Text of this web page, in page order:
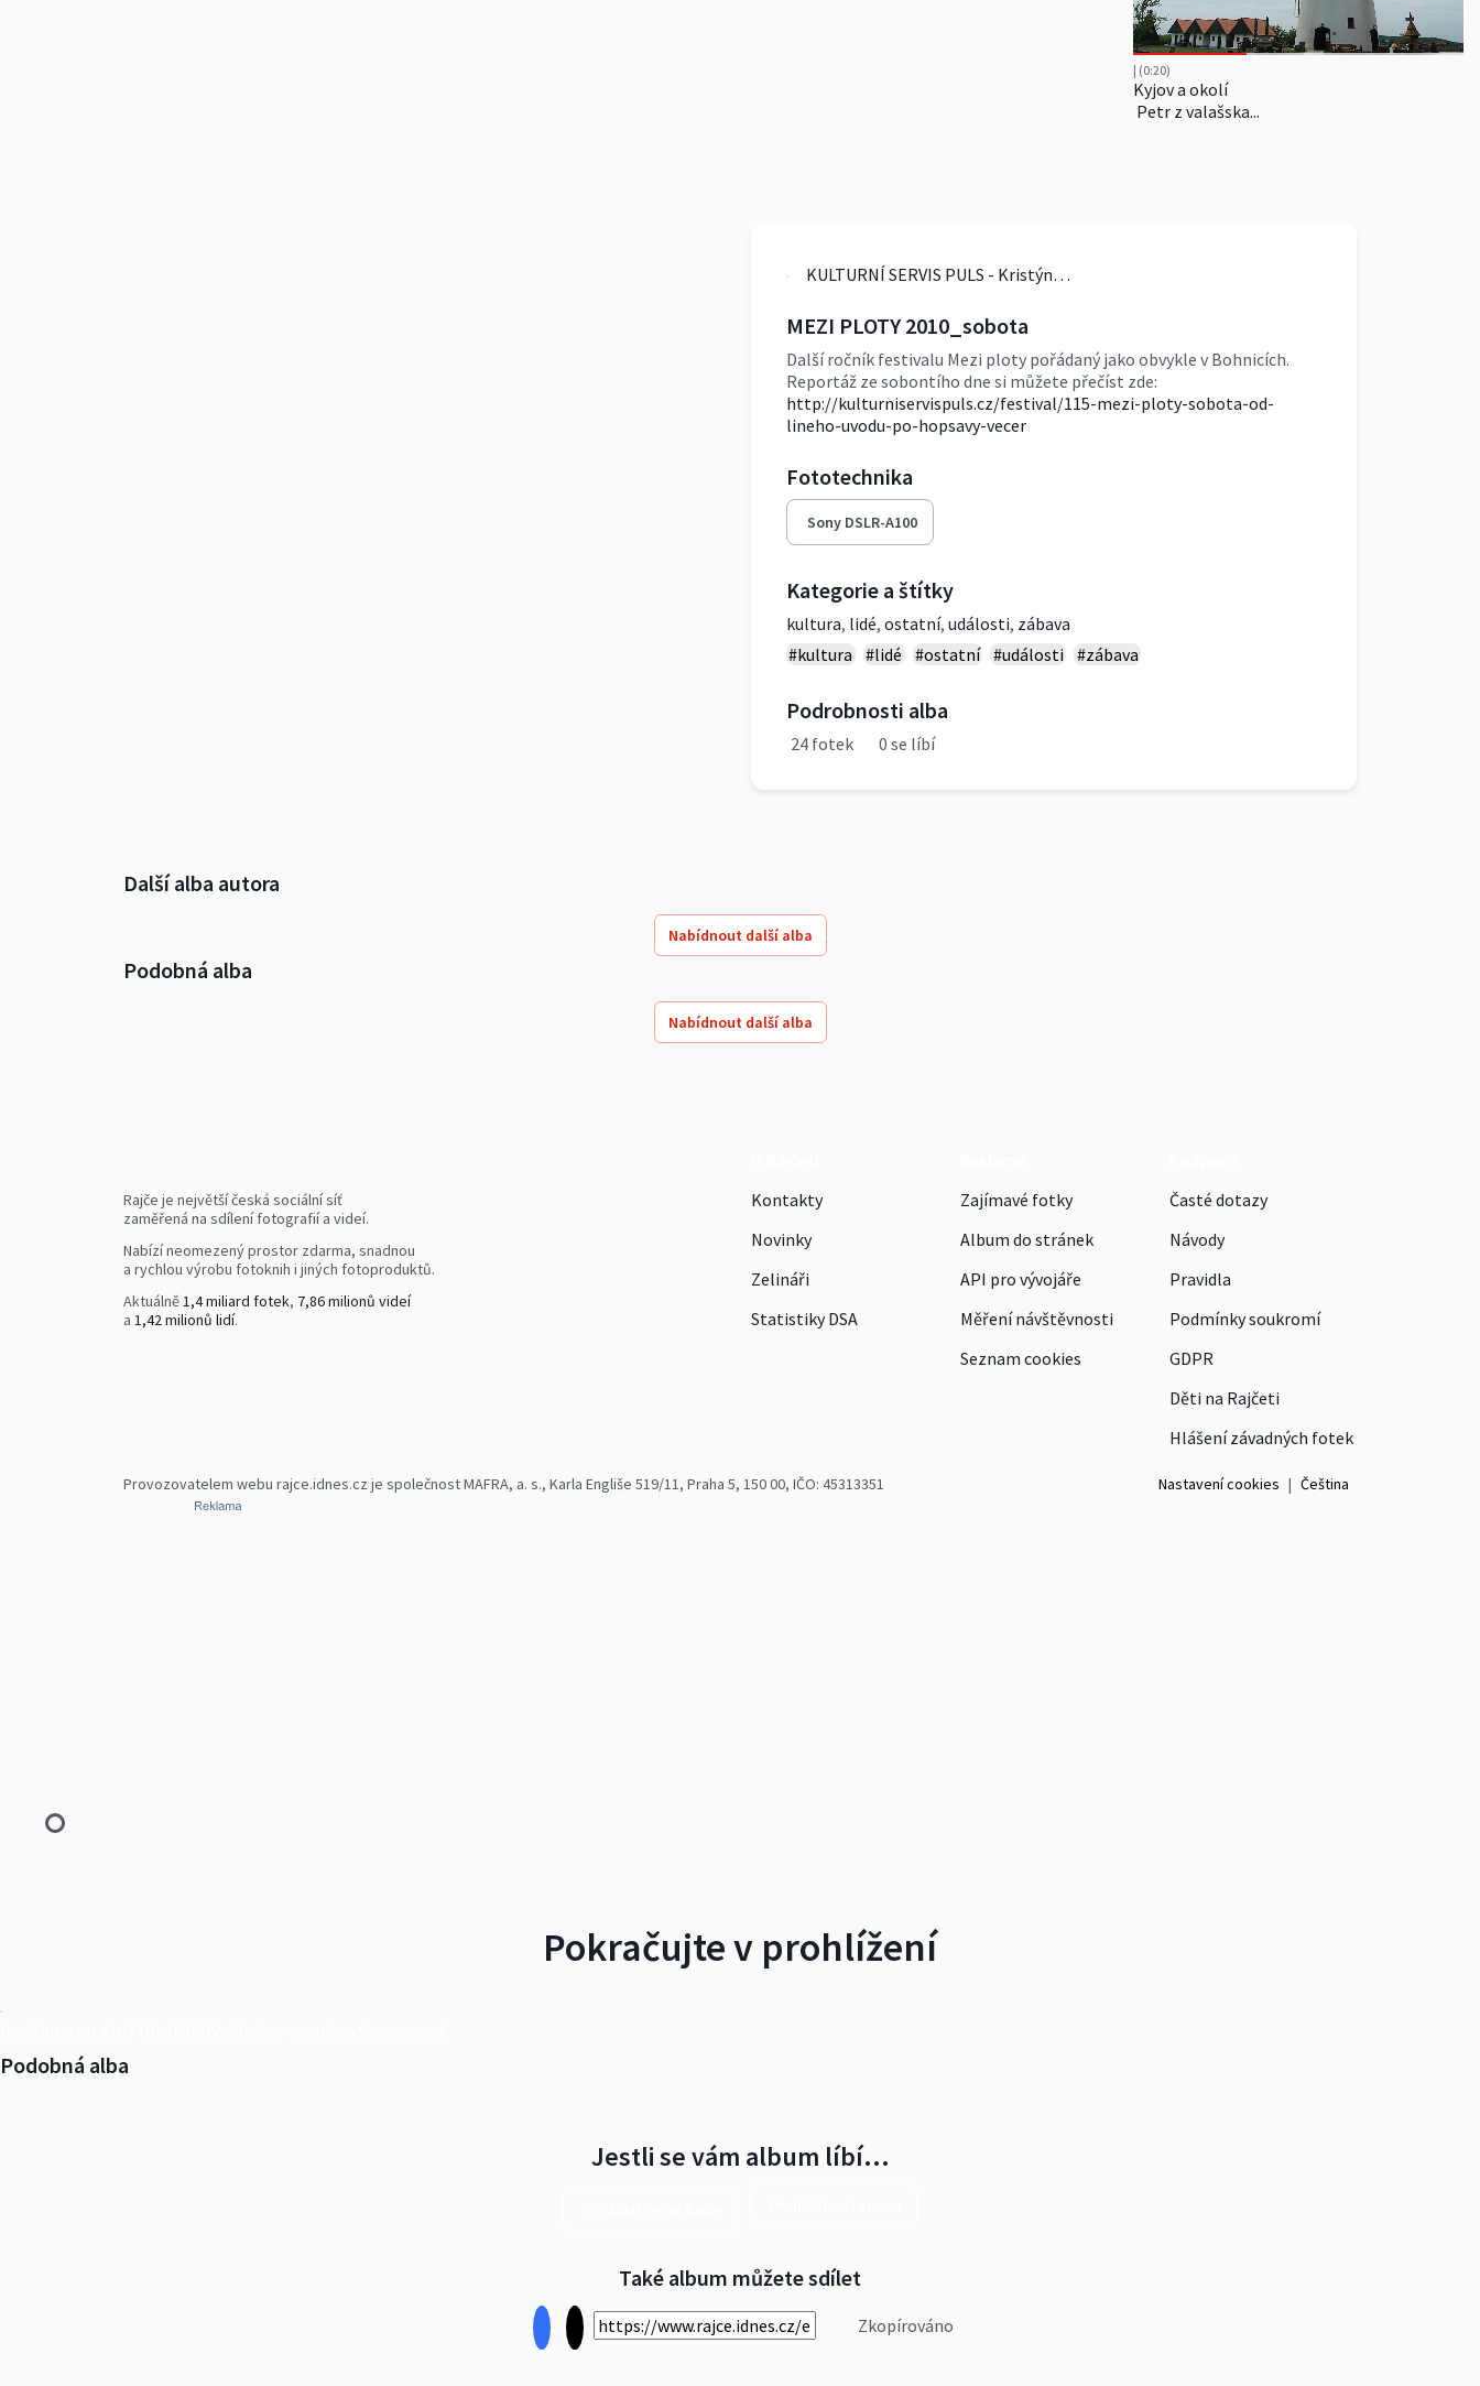
| (0:20)
Kyjov a okolí
Petr z valašska...
KULTURNÍ SERVIS PULS - Kristýna Šmejkalová
MEZI PLOTY 2010_sobota
Další ročník festivalu Mezi ploty pořádaný jako obvykle v Bohnicích.
Reportáž ze sobontího dne si můžete přečíst zde:
http://kulturniservispuls.cz/festival/115-mezi-ploty-sobota-od-
lineho-uvodu-po-hopsavy-vecer
Fototechnika
Sony DSLR-A100
Kategorie a štítky
kultura, lidé, ostatní, události, zábava
#kultura
#lidé #ostatní #události #zábava
Podrobnosti alba
24 fotek 0 se líbí
Další alba autora
Nabídnout další alba
Podobná alba
Nabídnout další alba
Rajče je největší česká sociální síť
zaměřená na sdílení fotografií a videí.
Nabízí neomezený prostor zdarma, snadnou
a rychlou výrobu fotoknih i jiných fotoproduktů.
Aktuálně1,4 miliard fotek, 7,86 milionů videí
a 1,42 milionů lidí.
Kontakty
Novinky
Zelináři
Statistiky DSA
Zajímavé fotky
Album do stránek
API pro vývojáře
Měření návštěvnosti
Seznam cookies
Časté dotazy
Návody
Pravidla
Podmínky soukromí
GDPR
Děti na Rajčeti
Hlášení závadných fotek
Provozovatelem webu rajce.idnes.cz je společnost MAFRA, a. s., Karla Engliše 519/11, Praha 5, 150 00, IČO: 45313351 Nastavení cookies | Čeština
Pokračujte v prohlížení
Podobná alba
Jestli se vám album líbí…
Také album můžete sdílet
Zkopírováno